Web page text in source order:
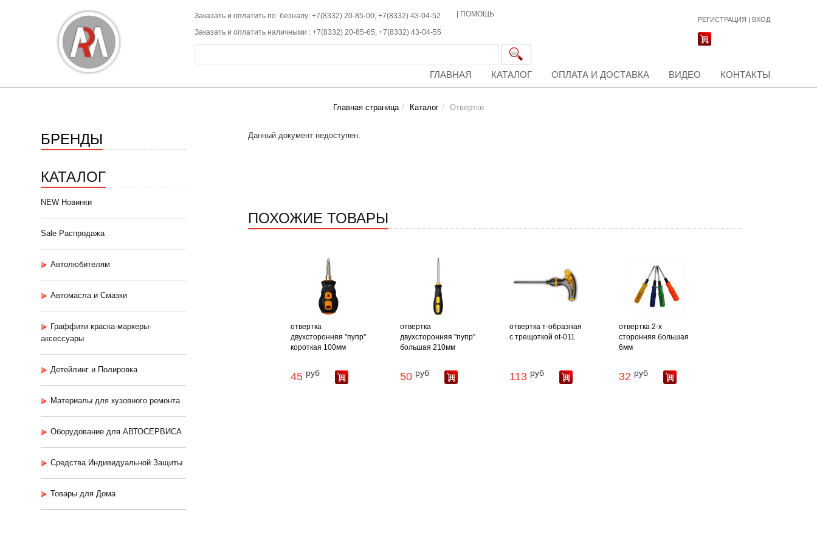
Заказать и оплатить по безналу: +7(8332) 20-85-00, +7(8332) 43-04-52
Заказать и оплатить наличными : +7(8332) 20-85-65, +7(8332) 43-04-55
ПОМОЩЬ
РЕГИСТРАЦИЯ | ВХОД
ГЛАВНАЯ КАТАЛОГ ОПЛАТА И ДОСТАВКА ВИДЕО КОНТАКТЫ
Главная страница Каталог Отвертки
БРЕНДЫ
КАТАЛОГ
NEW Новинки
Sale Распродажа
Автолюбителям
Автомасла и Смазки
Граффити краска-маркеры-
аксессуары
Детейлинг и Полировка
Материалы для кузовного ремонта
Оборудование для АВТОСЕРВИСА
Средства Индивидуальной Защиты
Товары для Дома
Данный документ недоступен.
ПОХОЖИЕ ТОВАРЫ
отвертка
двухсторонняя "пупр"
короткая 100мм
45 руб
отвертка
двухсторонняя "пупр"
большая 210мм
50 руб
отвертка т-образная
с трещоткой ot-011
113 руб
отвертка 2-х
сторонняя большая
6мм
32 руб